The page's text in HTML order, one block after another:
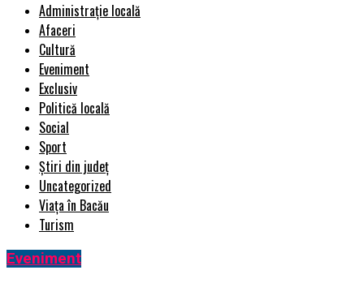
Administrație locală
Afaceri
Cultură
Eveniment
Exclusiv
Politică locală
Social
Sport
Știri din județ
Uncategorized
Viața în Bacău
Turism
Eveniment